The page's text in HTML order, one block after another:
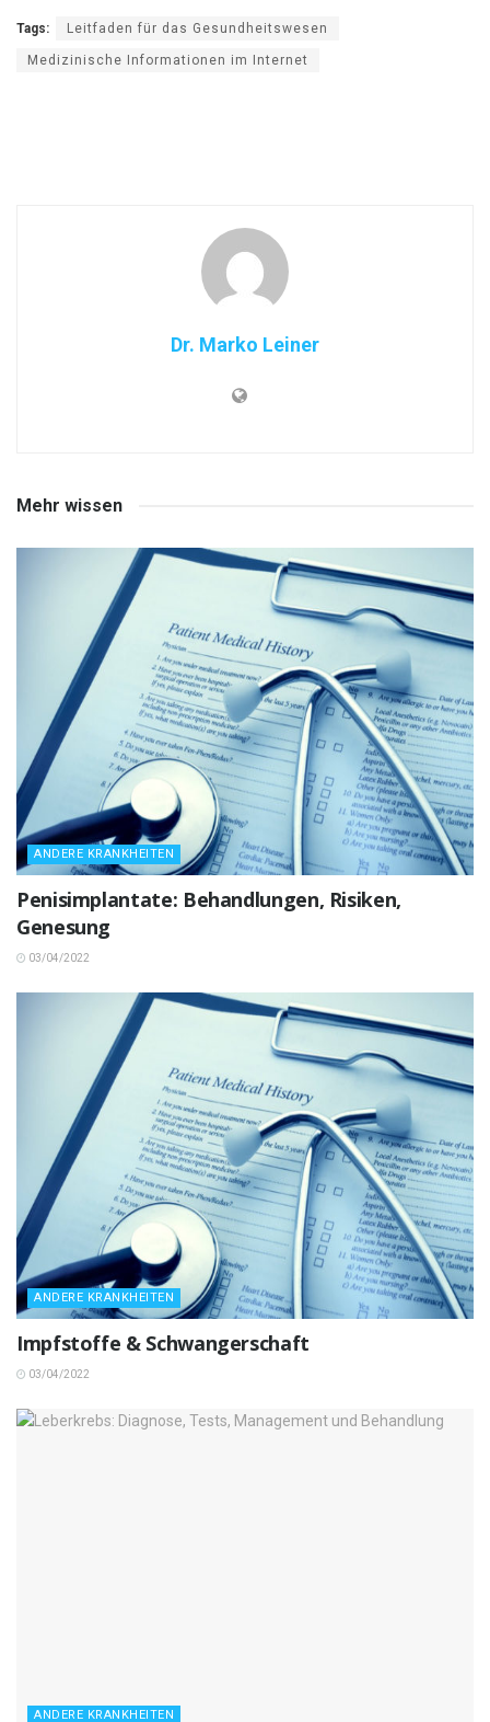
Tags: Leitfaden für das Gesundheitswesen
Medizinische Informationen im Internet
Dr. Marko Leiner
Mehr wissen
ANDERE KRANKHEITEN
Penisimplantate: Behandlungen, Risiken,
Genesung
03/04/2022
ANDERE KRANKHEITEN
Impfstoffe & Schwangerschaft
03/04/2022
ANDERE KRANKHEITEN